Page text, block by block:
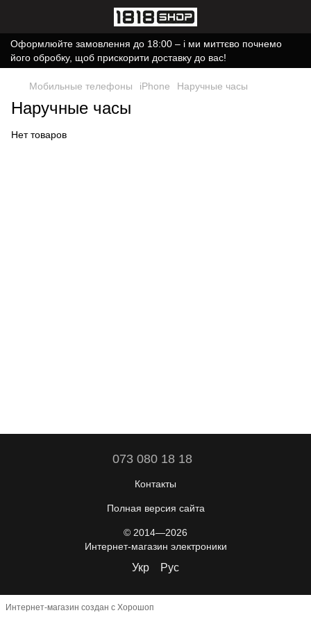
Оформлюйте замовлення до 18:00 – і ми миттєво почнемо
його обробку, щоб прискорити доставку до вас!
Мобильные телефоны iPhone Наручные часы
Наручные часы
Нет товаров
073 080 18 18
Контакты
Полная версия сайта
© 2014—2026
Интернет-магазин электроники
Укр Рус
Интернет-магазин создан с Хорошоп